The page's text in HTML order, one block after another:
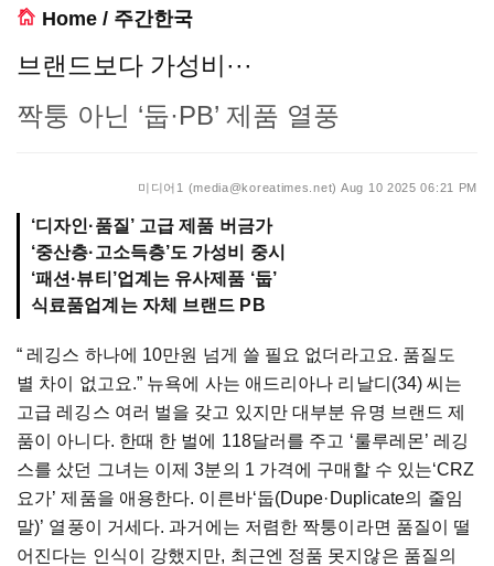
Home / 주간한국
브랜드보다 가성비···
짝퉁 아닌 ‘둡·PB’ 제품 열풍
미디어1 (media@koreatimes.net) Aug 10 2025 06:21 PM
‘디자인·품질’ 고급 제품 버금가
‘중산층·고소득층’도 가성비 중시
‘패션·뷰티’업계는 유사제품 ‘둡’
식료품업계는 자체 브랜드 PB
“ 레깅스 하나에 10만원 넘게 쓸 필요 없더라고요. 품질도
별 차이 없고요.” 뉴욕에 사는 애드리아나 리날디(34) 씨는
고급 레깅스 여러 벌을 갖고 있지만 대부분 유명 브랜드 제
품이 아니다. 한때 한 벌에 118달러를 주고 ‘룰루레몬’ 레깅
스를 샀던 그녀는 이제 3분의 1 가격에 구매할 수 있는‘CRZ
요가’ 제품을 애용한다. 이른바‘둡(Dupe·Duplicate의 줄임
말)’ 열풍이 거세다. 과거에는 저렴한 짝퉁이라면 품질이 떨
어진다는 인식이 강했지만, 최근엔 정품 못지않은 품질의